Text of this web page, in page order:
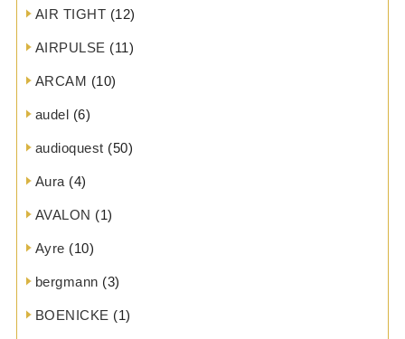
AIR TIGHT (12)
AIRPULSE (11)
ARCAM (10)
audel (6)
audioquest (50)
Aura (4)
AVALON (1)
Ayre (10)
bergmann (3)
BOENICKE (1)